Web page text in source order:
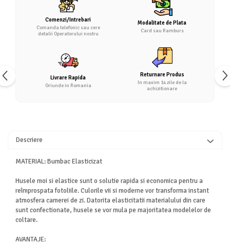
Comenzi/Intrebari
Comanda telefonic sau cere
detalii Operatorului nostru
Modalitate de Plata
Card sau Ramburs
Livrare Rapida
Oriunde in Romania
Returnare Produs
In maxim 14 zile de la
achizitionare
Descriere
MATERIAL: Bumbac Elasticizat
Husele moi si elastice sunt o solutie rapida si economica pentru a
reîmprospata fotoliile. Culorile vii si moderne vor transforma instant
atmosfera camerei de zi. Datorita elasticitatii materialului din care
sunt confectionate, husele se vor mula pe majoritatea modelelor de
coltare.
AVANTAJE: